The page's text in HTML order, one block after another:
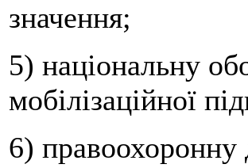
значення;
5) національну
мобілізаційної
6) правоохоронну